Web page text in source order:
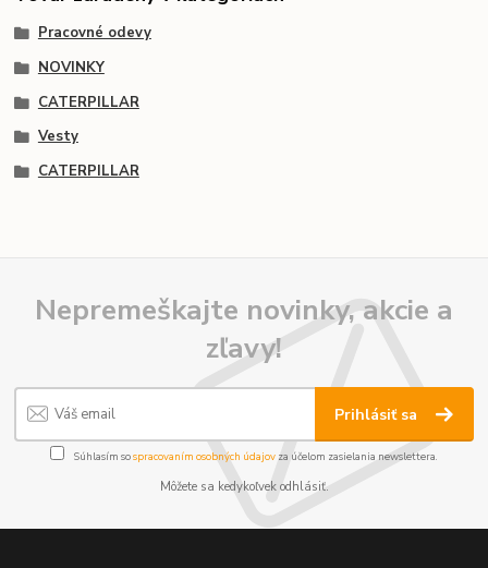
Pracovné odevy
NOVINKY
CATERPILLAR
Vesty
CATERPILLAR
Nepremeškajte novinky, akcie a
zľavy!
Prihlásiť sa
Súhlasím sospracovaním osobných údajov za účelom zasielania newslettera.
Môžete sa kedykoľvek odhlásiť.